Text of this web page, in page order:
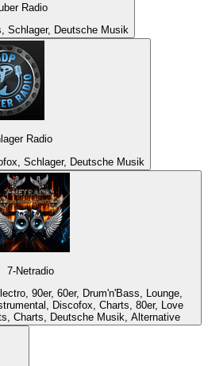
Radio
Schlager, Deutsche Musik
Radio
Schlager, Deutsche Musik
7-Netradio
90er, 60er, Drum'n'Bass, Lounge,
Discofox, Charts, 80er, Love
Charts, Deutsche Musik, Alternative